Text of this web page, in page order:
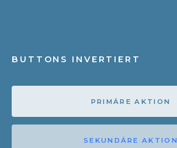
BUTTONS INVERTIERT
PRIMÄRE AKTION
SEKUNDÄRE AKTION